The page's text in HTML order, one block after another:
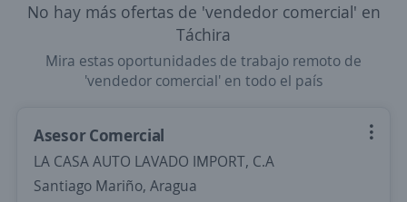
No hay más ofertas de 'vendedor comercial' en
Táchira
Mira estas oportunidades de trabajo remoto de
'vendedor comercial' en todo el país
Asesor Comercial
LA CASA AUTO LAVADO IMPORT, C.A
Santiago Mariño, Aragua